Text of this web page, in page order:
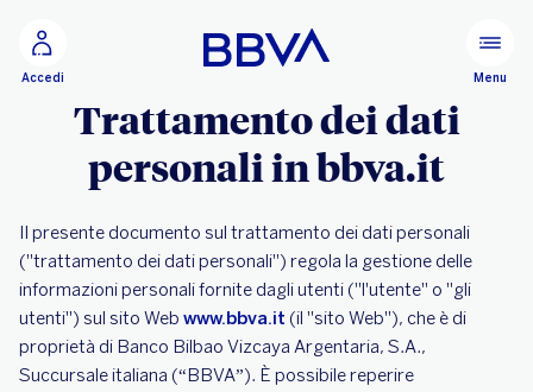
Configurare
Accedi Menu
Trattamento dei dati
personali in bbva.it
Il presente documento sul trattamento dei dati personali
("trattamento dei dati personali") regola la gestione delle
informazioni personali fornite dagli utenti ("l'utente" o "gli
utenti") sul sito Web www.bbva.it (il "sito Web"), che è di
proprietà di Banco Bilbao Vizcaya Argentaria, S.A.,
Succursale italiana (“BBVA”). È possibile reperire